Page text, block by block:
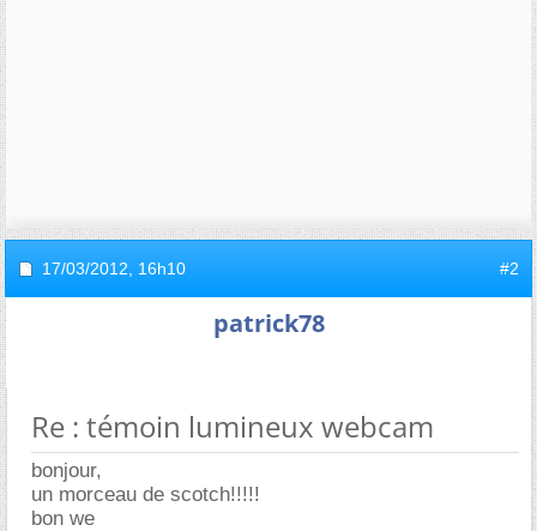
17/03/2012, 16h10 #2
patrick78
Re : témoin lumineux webcam
bonjour,
un morceau de scotch!!!!!
bon we